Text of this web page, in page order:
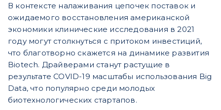
В контексте налаживания цепочек поставок и
ожидаемого восстановления американской
экономики клинические исследования в 2021
году могут столкнуться с притоком инвестиций,
что благотворно скажется на динамике развития
Biotech. Драйверами станут растущие в
результате COVID-19 масштабы использования Big
Data, что популярно среди молодых
биотехнологических стартапов.